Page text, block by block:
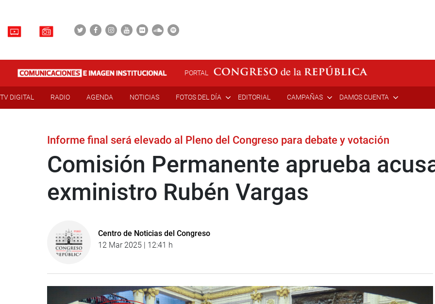
PORTAL
TV DIGITAL RADIO AGENDA NOTICIAS FOTOS DEL DÍA EDITORIAL CAMPAÑAS DAMOS CUENTA
Informe final será elevado al Pleno del Congreso para debate y votación
Comisión Permanente aprueba
exministro Rubén Vargas
Centro de Noticias del Congreso
12 Mar 2025 | 12:41 h